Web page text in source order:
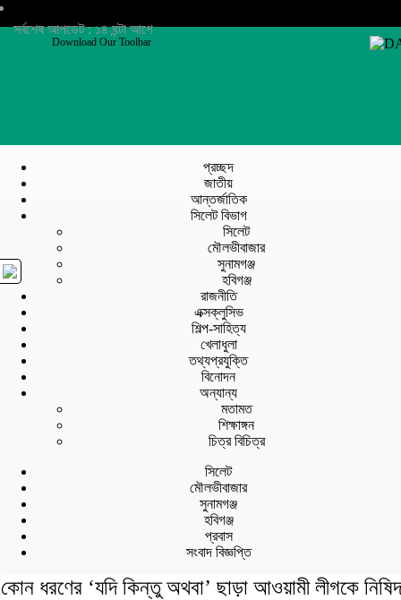
সর্বশেষ আপডেট : ১৪ ঘন্টা আগে
Download Our Toolbar
প্রচ্ছদ
জাতীয়
আন্তর্জাতিক
সিলেট বিভাগ
সিলেট
মৌলভীবাজার
সুনামগঞ্জ
হবিগঞ্জ
রাজনীতি
এক্সক্লুসিভ
শিল্প-সাহিত্য
খেলাধুলা
তথ্যপ্রযুক্তি
বিনোদন
অন্যান্য
মতামত
শিক্ষাঙ্গন
চিত্র বিচিত্র
সিলেট
মৌলভীবাজার
সুনামগঞ্জ
হবিগঞ্জ
প্রবাস
সংবাদ বিজ্ঞপ্তি
কোন ধরণের ‘যদি কিন্তু অথবা’ ছাড়া আওয়ামী লীগকে